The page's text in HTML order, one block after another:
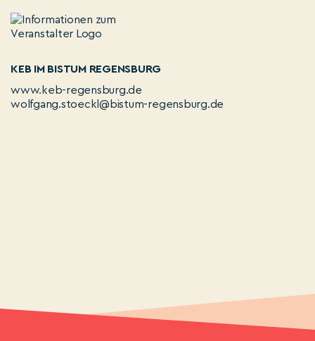
KEB IM BISTUM REGENSBURG
www.keb-regensburg.de
wolfgang.stoeckl@bistum-regensburg.de